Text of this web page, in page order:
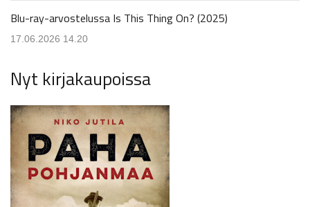
Blu-ray-arvostelussa Is This Thing On? (2025)
17.06.2026 14.20
Nyt kirjakaupoissa